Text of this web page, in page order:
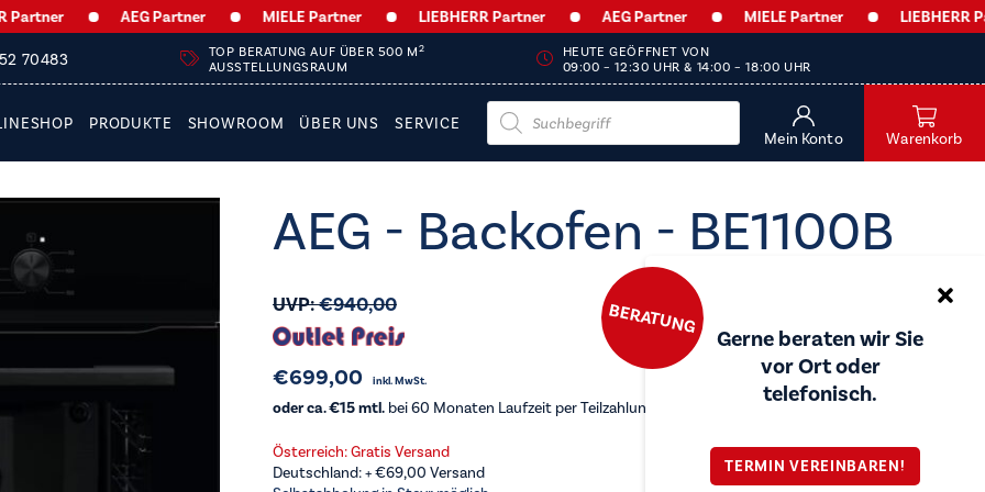
AEG Partner MIELE Partner LIEBHERR Partner AEG Partner MIELE Partner LIEBHERR Partner
70483 TOP BERATUNG AUF ÜBER 500 M 2
AUSSTELLUNGSRAUM
HEUTE GEÖFFNET VON
09:00 – 12:30 UHR & 14:00 – 18:00 UHR
PRODUKTE SHOWROOM ÜBER UNS SERVICE
Products
search
Mein Konto Warenkorb
BERATUNG
Gerne beraten wir Sie
vor Ort oder
telefonisch.
TERMIN VEREINBAREN!
AEG - Backofen - BE1100B
UVP:€940,00
€699,00 inkl. MwSt.
oder ca. €15 mtl.bei 60 Monaten Laufzeit per Teilzahlung
Österreich: Gratis Versand
Deutschland: +€69,00 Versand